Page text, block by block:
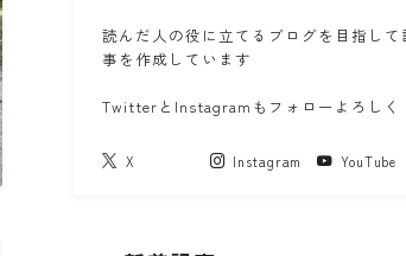
読んだ人の役に立てるブログを目指して
事を作成しています
TwitterとInstagramもフォローよろしく
X Instagram YouTube